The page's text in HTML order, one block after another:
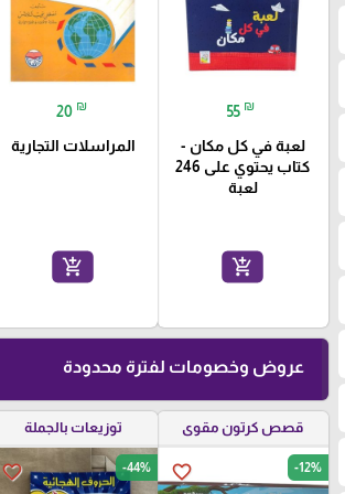
55 ₪
لعبة في كل مكان -
كتاب يحتوي على 246
لعبة
add_shopping_cart
20 ₪
المراسلات التجارية
add_shopping_cart
عروض وخصومات لفترة محدودة
قصص كرتون مقوى
favorite_border -12%
توزيعات بالجملة
favorite_border -44%